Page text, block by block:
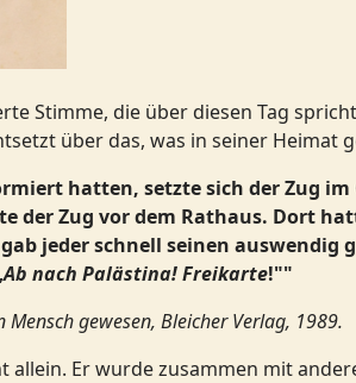
Stimme, die über diesen Tag
über das, was in seiner Heimat
hatten, setzte sich der Zug
der Zug vor dem Rathaus. Dort
jeder schnell seinen auswendig
Ab nach Palästina! Freikarte!""
gewesen, Bleicher Verlag, 1989.
allein. Er wurde zusammen mit